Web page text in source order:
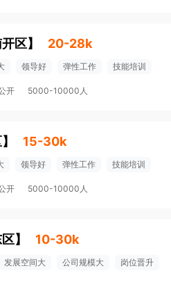
区】 20-28k
领导好 弹性工作 技能培训
开 5000-10000人
】 15-30k
领导好 弹性工作 技能培训
开 5000-10000人
】 10-30k
发展空间大 公司规模大 岗位晋升